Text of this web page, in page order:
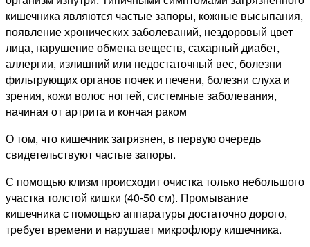
кишечника являются частые запоры, кожные высыпания,
появление хронических заболеваний, нездоровый цвет
лица, нарушение обмена веществ, сахарный диабет,
аллергии, излишний или недостаточный вес, болезни
фильтрующих органов почек и печени, болезни слуха и
зрения, кожи волос ногтей, системные заболевания,
начиная от артрита и кончая раком
О том, что кишечник загрязнен, в первую очередь
свидетельствуют частые запоры.
С помощью клизм происходит очистка только небольшого
участка толстой кишки (40-50 см). Промывание
кишечника с помощью аппаратуры достаточно дорого,
требует времени и нарушает микрофлору кишечника.